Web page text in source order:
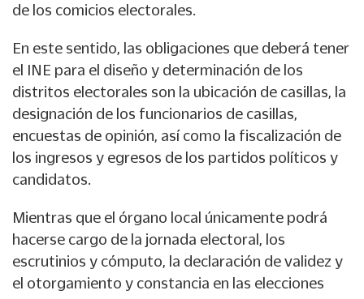
de los comicios electorales.
En este sentido, las obligaciones que deberá tener
el INE para el diseño y determinación de los
distritos electorales son la ubicación de casillas, la
designación de los funcionarios de casillas,
encuestas de opinión, así como la fiscalización de
los ingresos y egresos de los partidos políticos y
candidatos.
Mientras que el órgano local únicamente podrá
hacerse cargo de la jornada electoral, los
escrutinios y cómputo, la declaración de validez y
el otorgamiento y constancia en las elecciones